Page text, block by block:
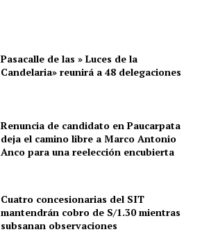
Pasacalle de las » Luces de la
Candelaria» reunirá a 48 delegaciones
Renuncia de candidato en Paucarpata
deja el camino libre a Marco Antonio
Anco para una reelección encubierta
Cuatro concesionarias del SIT
mantendrán cobro de S/1.30 mientras
subsanan observaciones